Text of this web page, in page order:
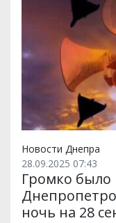
Новости Днепра
28.09.2025 07:43
Громко было
ночь на 28